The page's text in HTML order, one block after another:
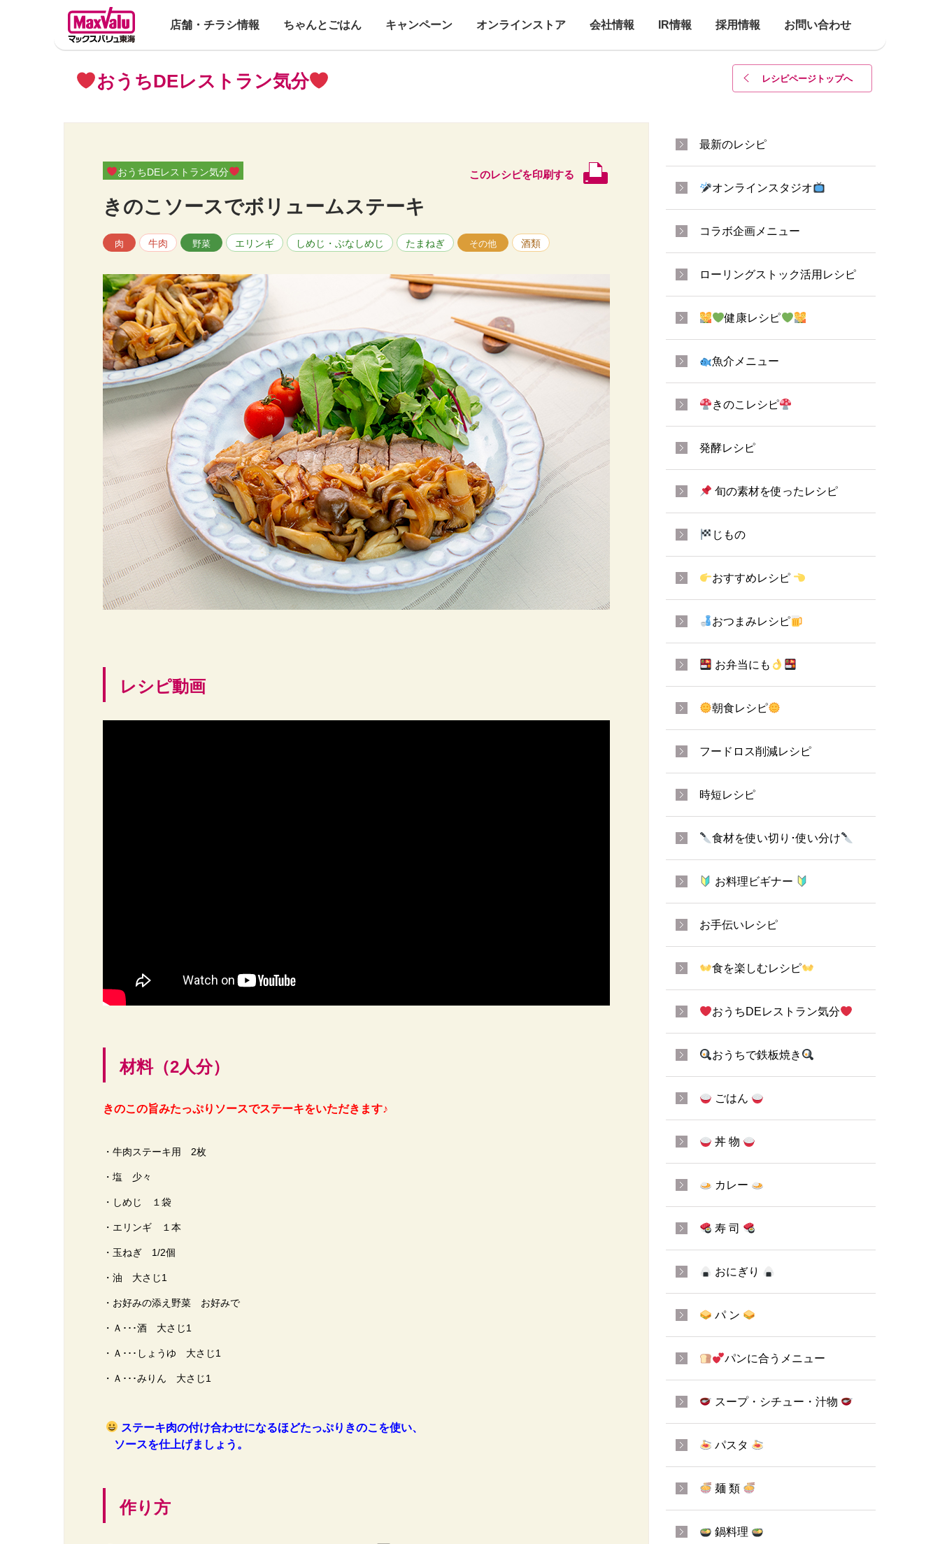
店舗・チラシ情報 ちゃんとごはん キャンペーン オンラインストア 会社情報 IR情報 採用情報 お問い合わせ
レシピページトップへ
おうちDEレストラン気分
おうちDEレストラン気分 このレシピを印刷する
きのこソースでボリュームステーキ
肉 牛肉 野菜 エリンギ しめじ・ぶなしめじ たまねぎ その他 酒類
レシピ動画
材料（2人分）
きのこの旨みたっぷりソースでステーキをいただきます♪
・牛肉ステーキ用 2枚
・塩 少々
・しめじ １袋
・エリンギ １本
・玉ねぎ 1/2個
・油 大さじ1
・お好みの添え野菜 お好みで
・Ａ･･･酒 大さじ1
・Ａ･･･しょうゆ 大さじ1
・Ａ･･･みりん 大さじ1
ステーキ肉の付け合わせになるほどたっぷりきのこを使い、
ソースを仕上げましょう。
作り方
最新のレシピ
オンラインスタジオ
コラボ企画メニュー
ローリングストック活用レシピ
健康レシピ
魚介メニュー
きのこレシピ
発酵レシピ
旬の素材を使ったレシピ
じもの
おすすめレシピ
おつまみレシピ
お弁当にも
朝食レシピ
フードロス削減レシピ
時短レシピ
食材を使い切り･使い分け
お料理ビギナー
お手伝いレシピ
食を楽しむレシピ
おうちDEレストラン気分
おうちで鉄板焼き
ごはん
丼 物
カレー
寿 司
おにぎり
パ ン
パンに合うメニュー
スープ・シチュー・汁物
パスタ
麺 類
鍋料理